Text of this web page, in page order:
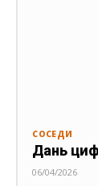
СОСЕДИ
Дань
06/04/2026